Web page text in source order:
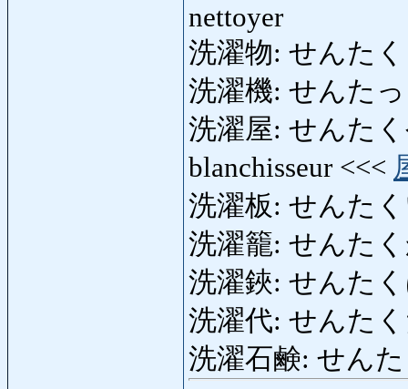
nettoyer
洗濯物: せんた
洗濯機: せんた
洗濯屋: せんたく
blanchisseur <<<
洗濯板: せんた
洗濯籠: せんた
洗濯鋏: せんた
洗濯代: せんたく
洗濯石鹸: せん